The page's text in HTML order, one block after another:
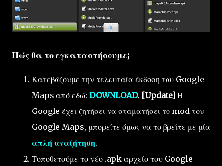
Πώς θα το εγκαταστήσουμε;
Κατεβάζουμε την τελευταία έκδοση του Google
Maps από εδώ: DOWNLOAD. [Update] Η
Google έχει ζητήσει να σταματήσει το mod του
Google Maps, μπορείτε όμως να το βρείτε με μία
απλή αναζήτηση.
Τοποθετούμε το νέο .apk αρχείο του Google